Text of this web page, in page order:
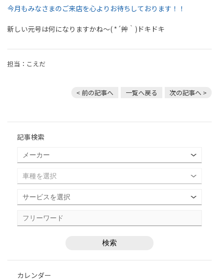
今月もみなさまのご来店を心よりお待ちしております！！
新しい元号は何になりますかね～( *´艸｀)ドキドキ
担当：こえだ
< 前の記事へ 一覧へ戻る 次の記事へ >
記事検索
カレンダー